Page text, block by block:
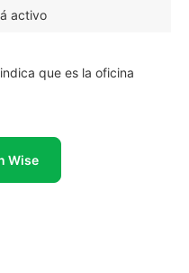
activo
que es la oficina
Wise